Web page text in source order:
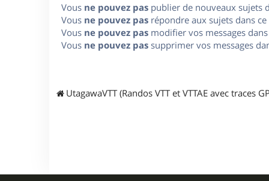
Vous ne pouvez pas publier de nouveaux sujets
Vous ne pouvez pas répondre aux sujets dans
Vous ne pouvez pas modifier vos messages
Vous ne pouvez pas supprimer vos messages
UtagawaVTT (Randos VTT et VTTAE avec traces